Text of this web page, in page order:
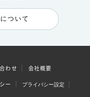
ついて
わせ 会社概要
ー プライバシー設定